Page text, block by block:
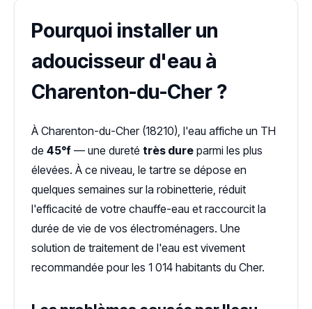
Pourquoi installer un
adoucisseur d'eau à
Charenton-du-Cher ?
À Charenton-du-Cher (18210), l'eau affiche un TH
de 45°f — une dureté très dure parmi les plus
élevées. À ce niveau, le tartre se dépose en
quelques semaines sur la robinetterie, réduit
l'efficacité de votre chauffe-eau et raccourcit la
durée de vie de vos électroménagers. Une
solution de traitement de l'eau est vivement
recommandée pour les 1 014 habitants du Cher.